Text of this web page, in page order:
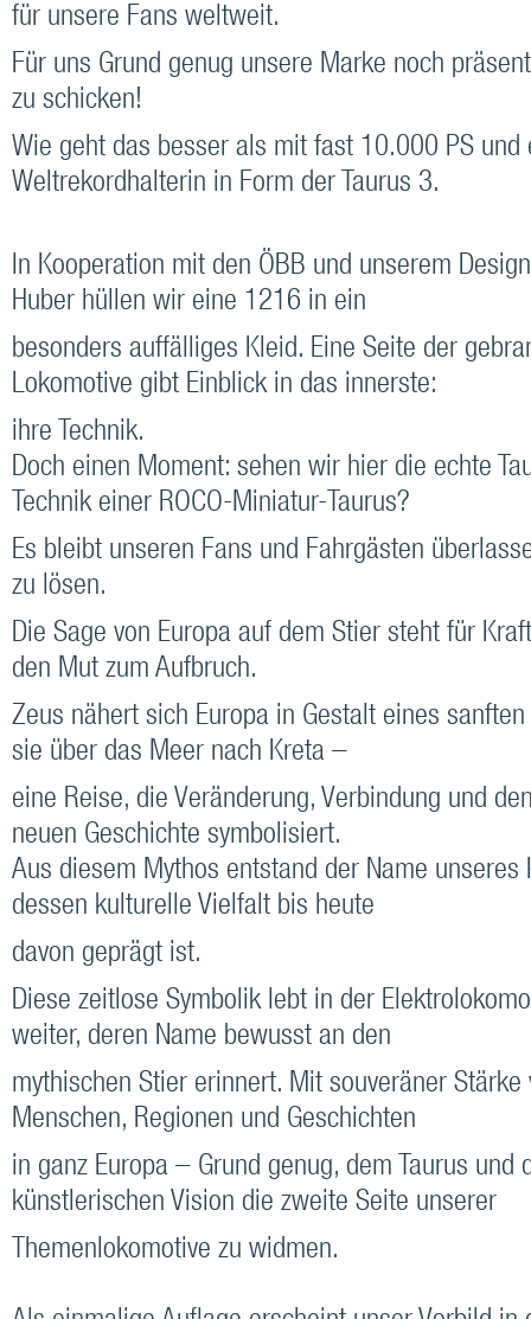
für unsere Fans weltweit.
Für uns Grund genug unsere Marke noch
zu schicken!
Wie geht das besser als mit fast 10.000 PS und
Weltrekordhalterin in Form der Taurus 3.
In Kooperation mit den ÖBB und unserem
Huber hüllen wir eine 1216 in ein
besonders auffälliges Kleid. Eine Seite der
Lokomotive gibt Einblick in das innerste:
ihre Technik.
Doch einen Moment: sehen wir hier die echte
Technik einer ROCO-Miniatur-Taurus?
Es bleibt unseren Fans und Fahrgästen
zu lösen.
Die Sage von Europa auf dem Stier steht für
den Mut zum Aufbruch.
Zeus nähert sich Europa in Gestalt eines
sie über das Meer nach Kreta –
eine Reise, die Veränderung, Verbindung und
neuen Geschichte symbolisiert.
Aus diesem Mythos entstand der Name unseres
dessen kulturelle Vielfalt bis heute
davon geprägt ist.
Diese zeitlose Symbolik lebt in der
weiter, deren Name bewusst an den
mythischen Stier erinnert. Mit souveräner Stärke
Menschen, Regionen und Geschichten
in ganz Europa – Grund genug, dem Taurus und
künstlerischen Vision die zweite Seite unserer
Themenlokomotive zu widmen.